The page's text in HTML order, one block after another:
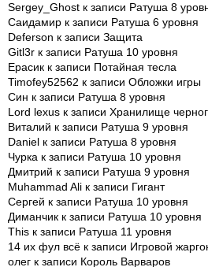
Sergey_Ghost к записи Ратуша 8
Саидамир к записи Ратуша 6 уровня
Deferson к записи Защита
Gitl3r к записи Ратуша 10 уровня
Ерасик к записи Потайная тесла
Timofey52562 к записи Обложки игры
Син к записи Ратуша 8 уровня
Lord lexus к записи Хранилище
Виталий к записи Ратуша 9 уровня
Daniel к записи Ратуша 8 уровня
Чурка к записи Ратуша 10 уровня
Дмитрий к записи Ратуша 9 уровня
Muhammad Ali к записи Гигант
Сергей к записи Ратуша 10 уровня
Диманчик к записи Ратуша 10 уровня
This к записи Ратуша 11 уровня
14 их фул всё к записи Игровой
олег к записи Король Варваров